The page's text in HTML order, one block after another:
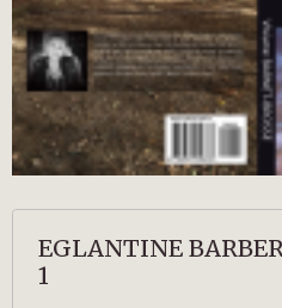
EGLANTINE
1